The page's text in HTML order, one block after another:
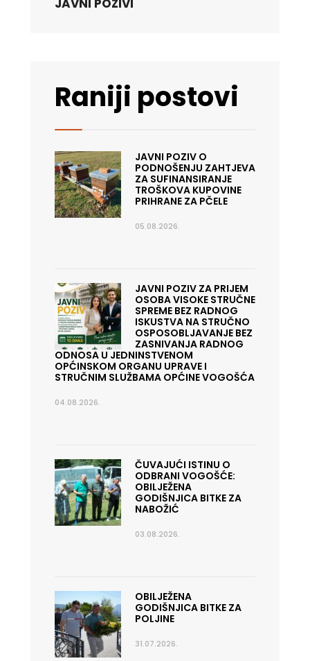
JAVNI POZIVI
Raniji postovi
JAVNI POZIV O
PODNOŠENJU ZAHTJEVA
ZA SUFINANSIRANJE
TROŠKOVA KUPOVINE
PRIHRANE ZA PČELE
05.08.2026.
JAVNI POZIV ZA PRIJEM
OSOBA VISOKE STRUČNE
SPREME BEZ RADNOG
ISKUSTVA NA STRUČNO
OSPOSOBLJAVANJE BEZ
ZASNIVANJA RADNOG
ODNOSA U JEDNINSTVENOM
OPĆINSKOM ORGANU UPRAVE I
STRUČNIM SLUŽBAMA OPĆINE VOGOŠĆA
04.08.2026.
ČUVAJUĆI ISTINU O
ODBRANI VOGOŠĆE:
OBILJEŽENA
GODIŠNJICA BITKE ZA
NABOŽIĆ
03.08.2026.
OBILJEŽENA
GODIŠNJICA BITKE ZA
POLJINE
31.07.2026.